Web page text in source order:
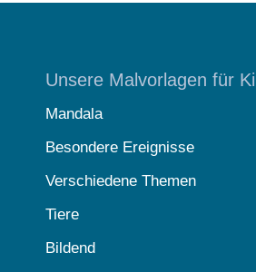
Unsere Malvorlagen für
Mandala
Besondere Ereignisse
Verschiedene Themen
Tiere
Bildend